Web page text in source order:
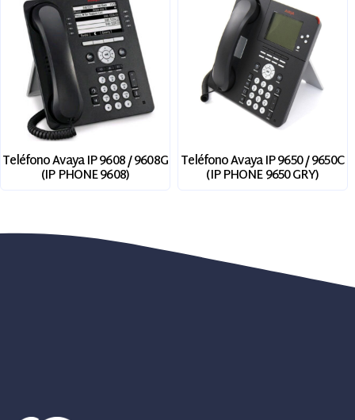
Teléfono Avaya IP 9608 / 9608G
(IP PHONE 9608)
Teléfono Avaya IP 9650 / 9650C
(IP PHONE 9650 GRY)